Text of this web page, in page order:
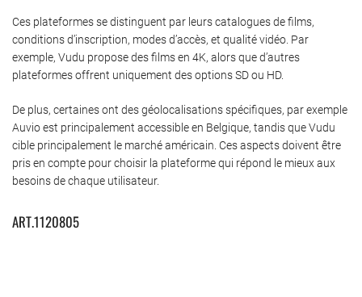
Ces plateformes se distinguent par leurs catalogues de films,
conditions d’inscription, modes d’accès, et qualité vidéo. Par
exemple, Vudu propose des films en 4K, alors que d’autres
plateformes offrent uniquement des options SD ou HD.
De plus, certaines ont des géolocalisations spécifiques, par exemple
Auvio est principalement accessible en Belgique, tandis que Vudu
cible principalement le marché américain. Ces aspects doivent être
pris en compte pour choisir la plateforme qui répond le mieux aux
besoins de chaque utilisateur.
ART.1120805